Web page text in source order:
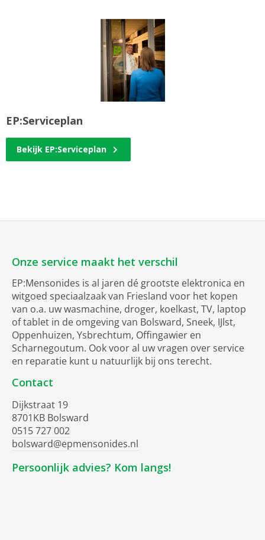
EP:Serviceplan
Bekijk EP:Serviceplan
Onze service maakt het verschil
EP:Mensonides is al jaren dé grootste elektronica en
witgoed speciaalzaak van Friesland voor het kopen
van o.a. uw wasmachine, droger, koelkast, TV, laptop
of tablet in de omgeving van Bolsward, Sneek, IJlst,
Oppenhuizen, Ysbrechtum, Offingawier en
Scharnegoutum. Ook voor al uw vragen over service
en reparatie kunt u natuurlijk bij ons terecht.
Contact
Dijkstraat 19
8701KB Bolsward
0515 727 002
bolsward@epmensonides.nl
Persoonlijk advies? Kom langs!